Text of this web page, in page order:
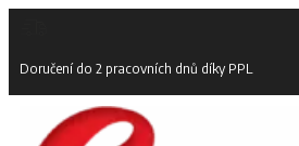
Doručení do 2 pracovních dnů díky PPL